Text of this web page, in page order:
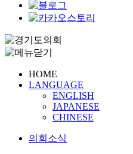
HOME
LANGUAGE
ENGLISH
JAPANESE
CHINESE
의회소식